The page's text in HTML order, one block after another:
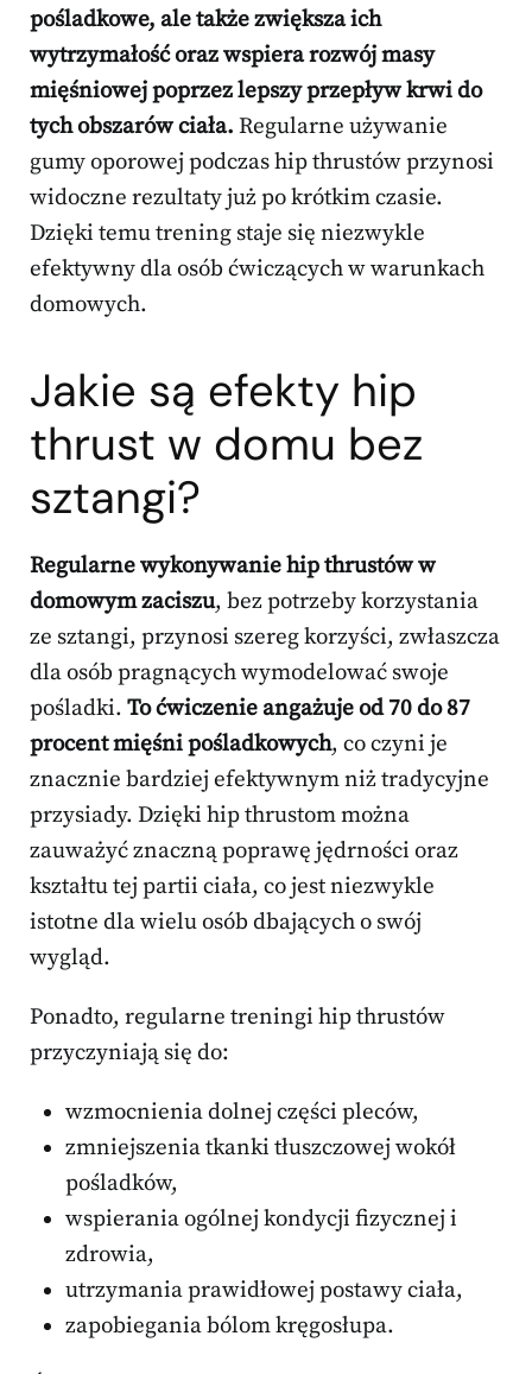
pośladkowe, ale także zwiększa ich
wytrzymałość oraz wspiera rozwój masy
mięśniowej poprzez lepszy przepływ krwi do
tych obszarów ciała. Regularne używanie
gumy oporowej podczas hip thrustów przynosi
widoczne rezultaty już po krótkim czasie.
Dzięki temu trening staje się niezwykle
efektywny dla osób ćwiczących w warunkach
domowych.
Jakie są efekty hip
thrust w domu bez
sztangi?
Regularne wykonywanie hip thrustów w
domowym zaciszu, bez potrzeby korzystania
ze sztangi, przynosi szereg korzyści, zwłaszcza
dla osób pragnących wymodelować swoje
pośladki. To ćwiczenie angażuje od 70 do 87
procent mięśni pośladkowych, co czyni je
znacznie bardziej efektywnym niż tradycyjne
przysiady. Dzięki hip thrustom można
zauważyć znaczną poprawę jędrności oraz
kształtu tej partii ciała, co jest niezwykle
istotne dla wielu osób dbających o swój
wygląd.
Ponadto, regularne treningi hip thrustów
przyczyniają się do:
wzmocnienia dolnej części pleców,
zmniejszenia tkanki tłuszczowej wokół
pośladków,
wspierania ogólnej kondycji fizycznej i
zdrowia,
utrzymania prawidłowej postawy ciała,
zapobiegania bólom kręgosłupa.